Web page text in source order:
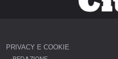
PRIVACY E COOKIE